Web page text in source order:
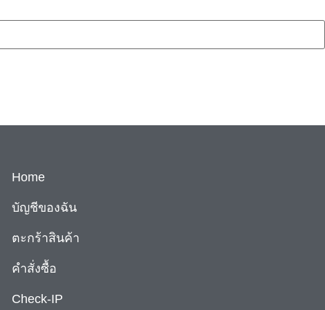
Home
บัญชีของฉัน
ตะกร้าสินค้า
คำสั่งซื้อ
Check-IP